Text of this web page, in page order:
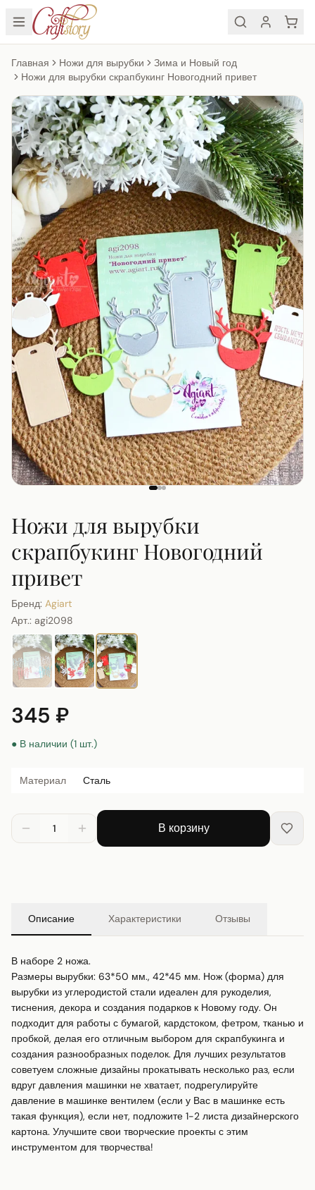
Главная Ножи для вырубки
Зима и Новый год
Ножи для вырубки скрапбукинг Новогодний привет
Ножи для вырубки
скрапбукинг Новогодний
привет
Бренд: Agiart
Арт.: agi2098
345 ₽
● В наличии (1 шт.)
Материал Сталь
1 В корзину
Описание Характеристики Отзывы
В наборе 2 ножа.
Размеры вырубки: 63*50 мм., 42*45 мм. Нож (форма) для
вырубки из углеродистой стали идеален для рукоделия,
тиснения, декора и создания подарков к Новому году. Он
подходит для работы с бумагой, кардстоком, фетром, тканью и
пробкой, делая его отличным выбором для скрапбукинга и
создания разнообразных поделок. Для лучших результатов
советуем сложные дизайны прокатывать несколько раз, если
вдруг давления машинки не хватает, подрегулируйте
давление в машинке вентилем (если у Вас в машинке есть
такая функция), если нет, подложите 1-2 листа дизайнерского
картона. Улучшите свои творческие проекты с этим
инструментом для творчества!